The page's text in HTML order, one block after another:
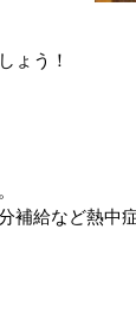
ょう！
給など熱中